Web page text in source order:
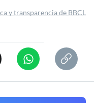
y transparencia de BBCL